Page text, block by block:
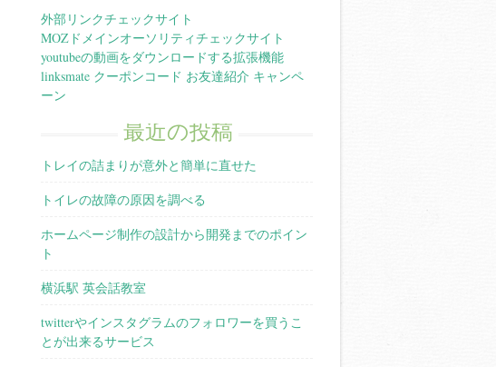
外部リンクチェックサイト
MOZドメインオーソリティチェックサイト
youtubeの動画をダウンロードする拡張機能
linksmate クーポンコード お友達紹介 キャンペ
ーン
最近の投稿
トレイの詰まりが意外と簡単に直せた
トイレの故障の原因を調べる
ホームページ制作の設計から開発までのポイン
ト
横浜駅 英会話教室
twitterやインスタグラムのフォロワーを買うこ
とが出来るサービス